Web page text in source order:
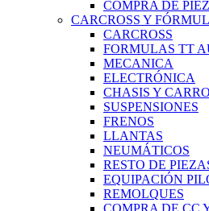
COMPRA DE
CARCROSS Y
CARCROSS
FORMULAS TT
MECANICA
ELECTRÓNICA
CHASIS Y
SUSPENSIONES
FRENOS
LLANTAS
NEUMÁTICOS
RESTO DE
EQUIPACIÓN
REMOLQUES
COMPRA DE CC